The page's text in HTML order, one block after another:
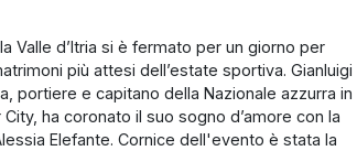
Valle d’Itria si è fermato per un giorno per
più attesi dell’estate sportiva. Gianluigi
portiere e capitano della Nazionale azzurra in
ha coronato il suo sogno d’amore con la
Elefante. Cornice dell'evento è stata la